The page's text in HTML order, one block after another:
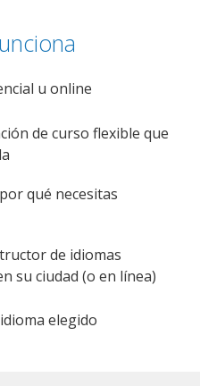
u online
de curso flexible que
qué necesitas
de idiomas
su ciudad (o en línea)
elegido